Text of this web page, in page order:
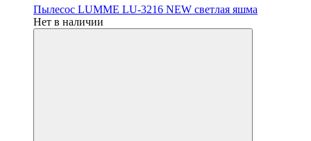
Пылесос LUMME LU-3216 NEW светлая яшма
Нет в наличии